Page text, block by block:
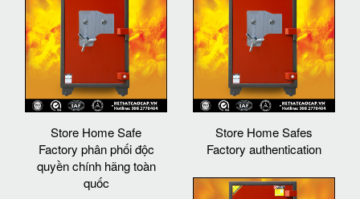
Store Home Safe
Factory phân phối độc
quyền chính hãng toàn
quốc
Store Home Safes
Factory authentication